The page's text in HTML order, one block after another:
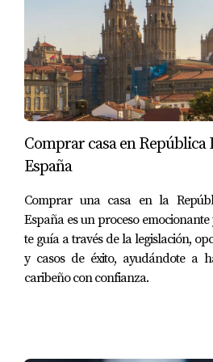
eventos sociales y actividades
la integración. Desde festivales
torneos deportivos, siempre hay
disfrutar.
Casos Prácticos
Para entender mejor cómo es
Cana, veamos tres casos
aspectos de esta experiencia.
Inversión en Bienes Raíces
Imagina a Laura, una joven
invertir en un apartamento en
objetivo era tener un lugar
Comprar casa en República
España
Comprar una casa en la
España es un proceso
te guía a través de la legislación,
y casos de éxito, ayudándote a
caribeño con confianza.